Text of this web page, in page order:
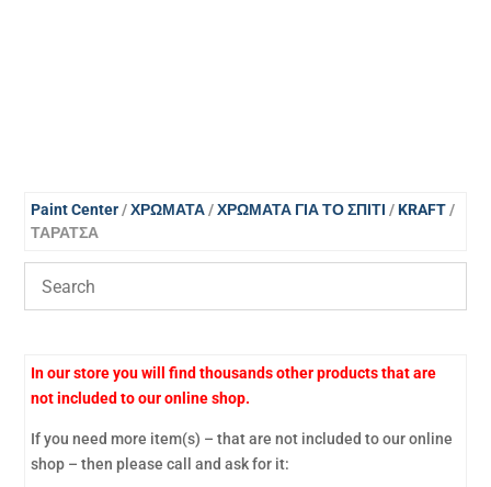
Paint Center/ΧΡΩΜΑΤΑ/ΧΡΩΜΑΤΑ ΓΙΑ ΤΟ ΣΠΙΤΙ /KRAFT/
ΤΑΡΑΤΣΑ
In our store you will find thousands other products that are
not included to our online shop.
If you need more item(s) – that are not included to our online
shop – then please call and ask for it: